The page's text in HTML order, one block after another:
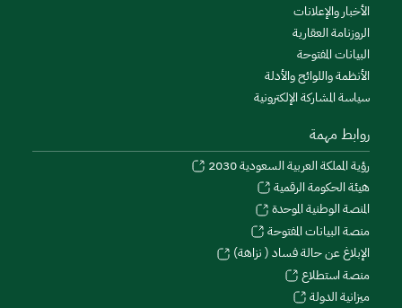
الأخبار والإعلانات
الروزنامة العقارية
البيانات المفتوحة
الأنظمة واللوائح والأدلة
سياسة المشاركة الإلكترونية
روابط مهمة
رؤية المملكة العربية السعودية 2030
هيئة الحكومة الرقمية
المنصة الوطنية الموحدة
منصة البيانات المفتوحة
الإبلاغ عن حالة فساد ( نزاهة)
منصة استطلاع
ميزانية الدولة